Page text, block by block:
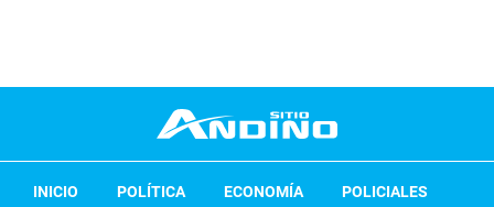
INICIO POLÍTICA ECONOMÍA POLICIALES